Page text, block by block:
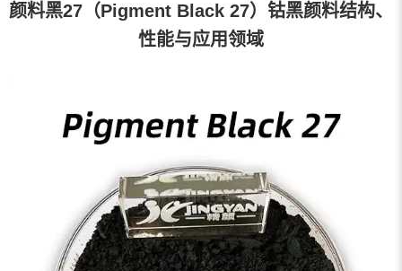
颜料黑27（Pigment Black 27）钴黑颜料结构、
性能与应用领域